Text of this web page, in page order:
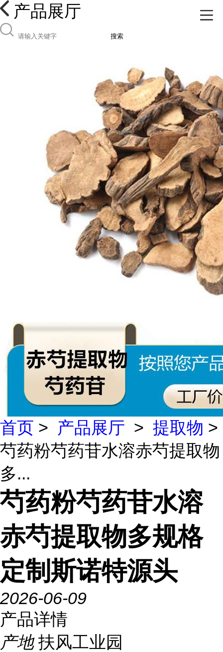
产品展厅
搜索
首页 > 产品展厅 > 提取物 >
芍药粉芍药苷水溶赤芍提取物
多...
芍药粉芍药苷水溶
赤芍提取物多规格
定制斯诺特源头
2026-06-09
产品详情
产地 扶风工业园